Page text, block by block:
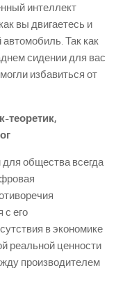
интеллект
вы двигаетесь и
Так как
сидении для вас
избавиться от
теоретик,
общества всегда
с его
в экономике
реальной ценности
производителем